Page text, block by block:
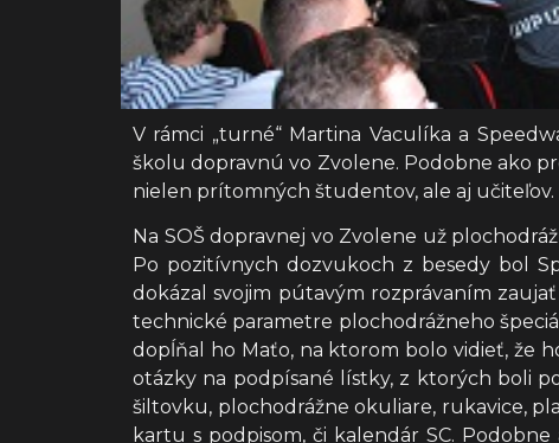
V rámci „turné“ Martina Vaculíka a
školu dopravnú vo Zvolene. Podobne ako
nielen prítomných študentov, ale aj učiteľov.
Na SOŠ dopravnej vo Zvolene už
Po pozitívnych dozvukoch z besedy bol
dokázal svojim pútavým rozprávaním
technické parametre plochodrážneho
dopĺňal ho Maťo, na ktorom bolo vidieť, že
otázky na podpísané lístky, z ktorých boli
šiltovku, plochodrážne okuliare, rukavice,
kartu s podpisom, či kalendár SC.